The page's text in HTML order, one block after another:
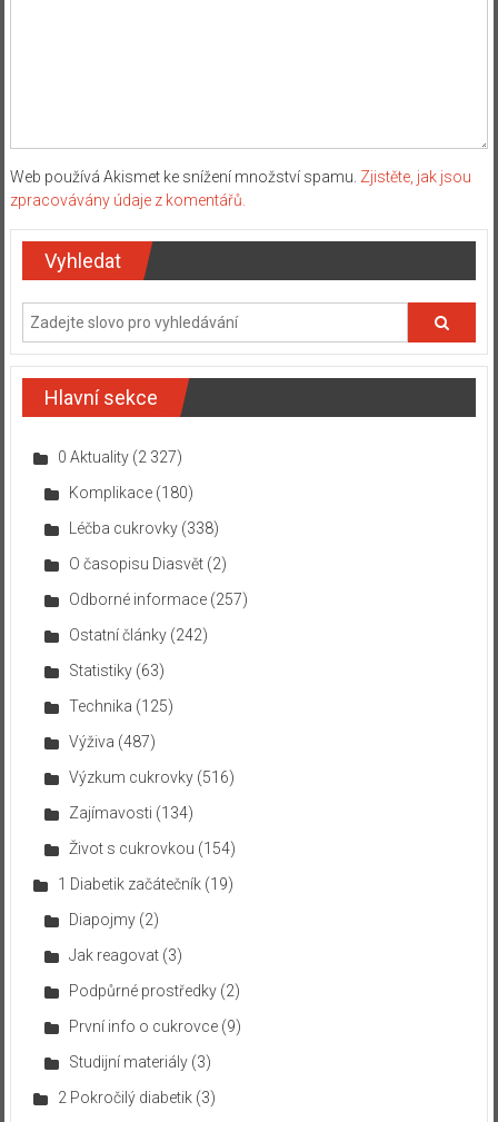
Web používá Akismet ke snížení množství spamu. Zjistěte, jak jsou
zpracovávány údaje z komentářů.
Vyhledat
Hlavní sekce
0 Aktuality(2 327)
Komplikace(180)
Léčba cukrovky(338)
O časopisu Diasvět(2)
Odborné informace(257)
Ostatní články(242)
Statistiky(63)
Technika (125)
Výživa (487)
Výzkum cukrovky(516)
Zajímavosti (134)
Život s cukrovkou (154)
1 Diabetik začátečník(19)
Diapojmy(2)
Jak reagovat(3)
Podpůrné prostředky(2)
První info o cukrovce(9)
Studijní materiály(3)
2 Pokročilý diabetik(3)